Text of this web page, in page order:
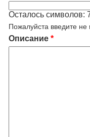
Осталось символов:
Пожалуйста введите
Описание *